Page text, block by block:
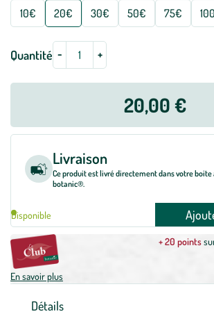
votre
montant
cadeau)
10€ 20€ 30€ 50€ 75€
Quantité - +
20,00 €
Livraison
Ce produit est livré directement dans votre
botanic®.
Disponible
+ 20 points
En savoir plus
Détails